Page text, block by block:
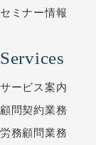
セミナー情報
Services
サービス案内
顧問契約業務
労務顧問業務